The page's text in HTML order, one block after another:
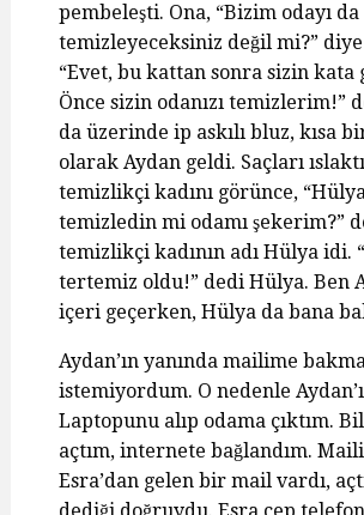
pembeleşti. Ona, “Bizim odayı da
temizleyeceksiniz değil mi?”
“Evet, bu kattan sonra sizin kata
Önce sizin odanızı temizlerim!”
da üzerinde ip askılı bluz, kısa
olarak Aydan geldi. Saçları
temizlikçi kadını görünce,
temizledin mi odamı şekerim?”
temizlikçi kadının adı Hülya idi.
tertemiz oldu!” dedi Hülya. Ben
içeri geçerken, Hülya da bana
Aydan’ın yanında mailime
istemiyordum. O nedenle
Laptopunu alıp odama çıktım.
açtım, internete bağlandım.
Esra’dan gelen bir mail vardı,